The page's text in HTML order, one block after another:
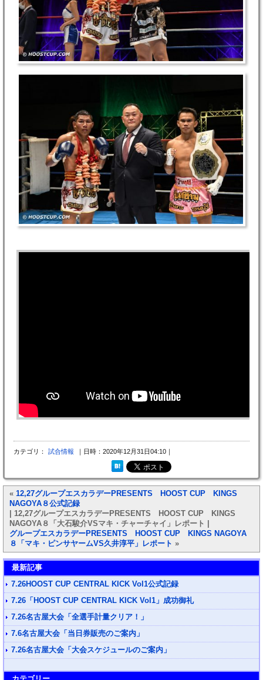
カテゴリ： 試合情報 ｜日時：2020年12月31日04:10｜
« 12,27グループエスカラデーPRESENTS HOOST CUP KINGS
NAGOYA８公式記録
| 12,27グループエスカラデーPRESENTS HOOST CUP KINGS
NAGOYA８「大石駿介VSマキ・チャーチャイ」レポート |
グループエスカラデーPRESENTS HOOST CUP KINGS NAGOYA
８「マキ・ピンサヤームVS久井淳平」レポート »
最新記事
7.26HOOST CUP CENTRAL KICK Vol1公式記録
7.26「HOOST CUP CENTRAL KICK Vol1」成功御礼
7.26名古屋大会「全選手計量クリア！」
7.6名古屋大会「当日券販売のご案内」
7.26名古屋大会「大会スケジュールのご案内」